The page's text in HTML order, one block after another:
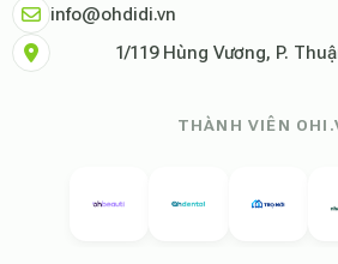
info@ohdidi.vn
1/119 Hùng Vương, P.
THÀNH VIÊN